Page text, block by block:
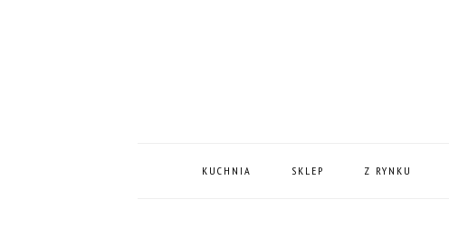
KUCHNIA SKLEP Z RYNKU